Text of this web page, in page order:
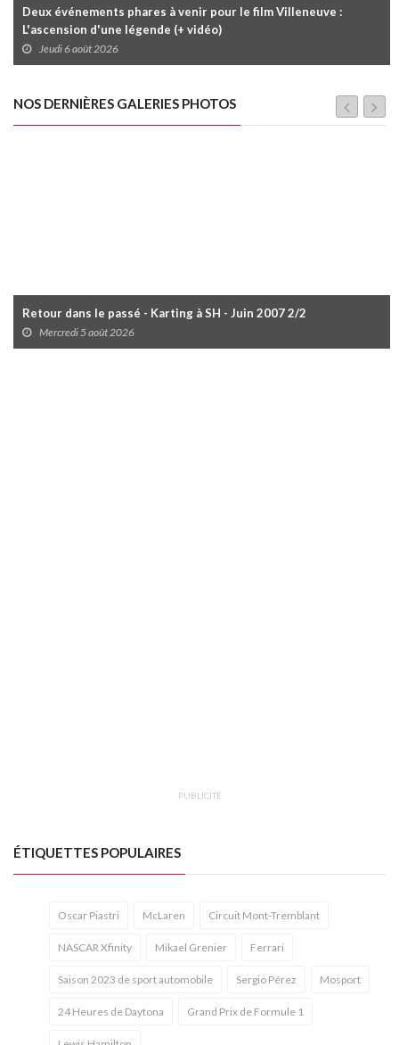
Deux événements phares à venir pour le film Villeneuve :
L'ascension d'une légende (+ vidéo)
Jeudi 6 août 2026
NOS DERNIÈRES GALERIES PHOTOS
Retour dans le passé - Karting à SH - Juin 2007 2/2
Mercredi 5 août 2026
PUBLICITÉ
ÉTIQUETTES POPULAIRES
Oscar Piastri McLaren Circuit Mont-Tremblant
NASCAR Xfinity Mikael Grenier Ferrari
Saison 2023 de sport automobile Sergio Pérez Mosport
24 Heures de Daytona Grand Prix de Formule 1